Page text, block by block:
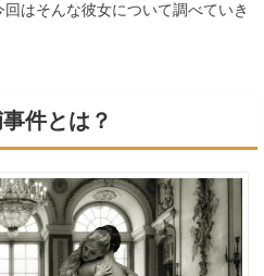
はそんな彼女について調べていき
件とは？